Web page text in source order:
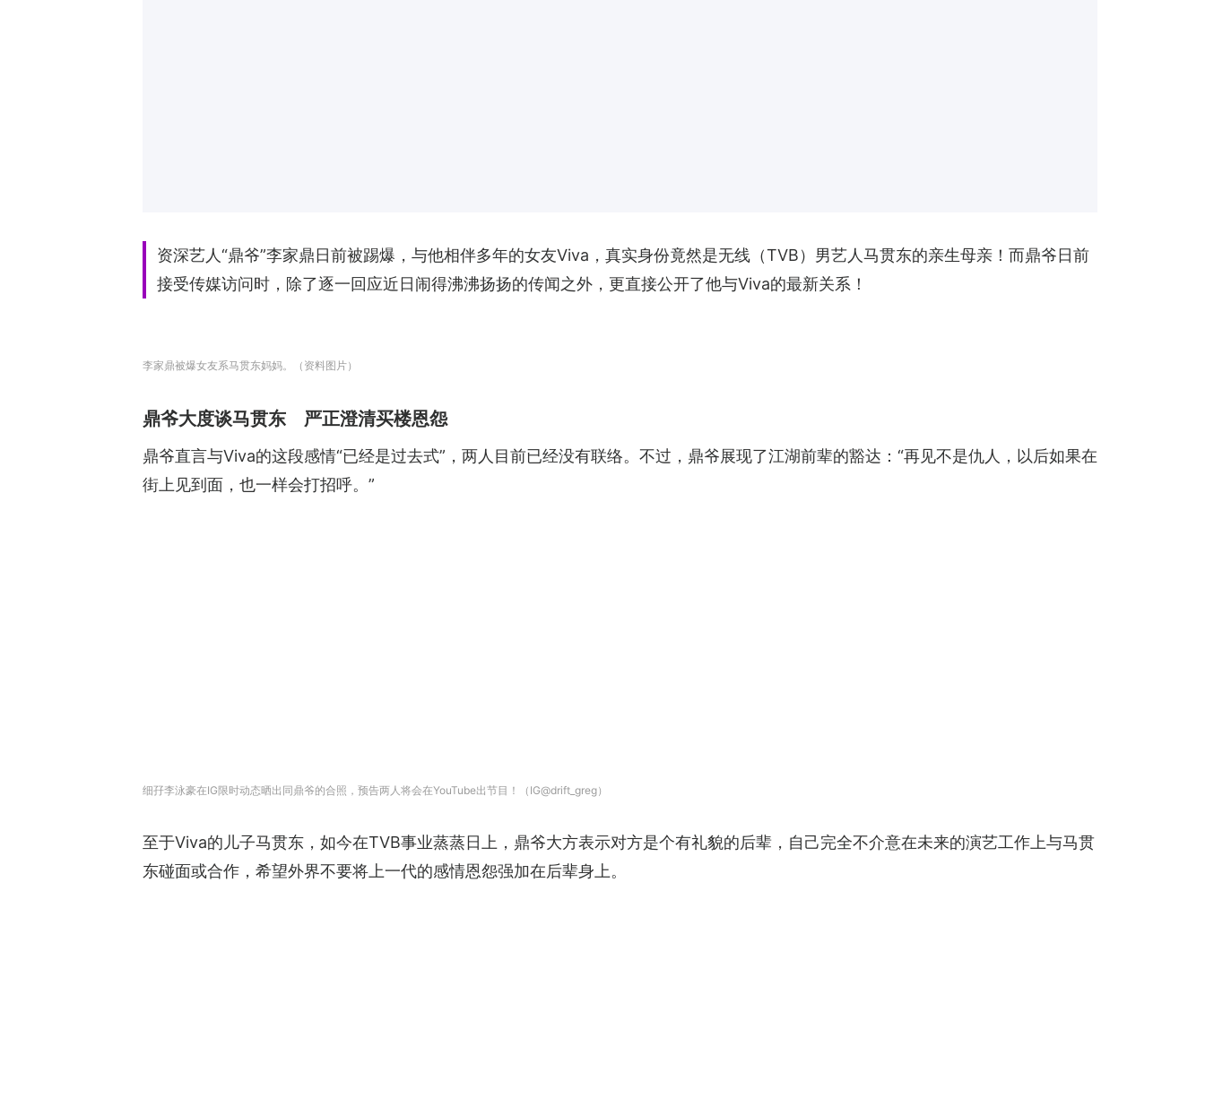
资深艺人“鼎爷”李家鼎日前被踢爆，与他相伴多年的女友Viva，真实身份竟然是无线（TVB）男艺人马贯东的亲生母亲！而鼎爷日前
接受传媒访问时，除了逐一回应近日闹得沸沸扬扬的传闻之外，更直接公开了他与Viva的最新关系！
李家鼎被爆女友系马贯东妈妈。（资料图片）
鼎爷大度谈马贯东 严正澄清买楼恩怨
鼎爷直言与Viva的这段感情“已经是过去式”，两人目前已经没有联络。不过，鼎爷展现了江湖前辈的豁达：“再见不是仇人，以后如果在
街上见到面，也一样会打招呼。”
细孖李泳豪在IG限时动态晒出同鼎爷的合照，预告两人将会在YouTube出节目！（IG@drift_greg）
至于Viva的儿子马贯东，如今在TVB事业蒸蒸日上，鼎爷大方表示对方是个有礼貌的后辈，自己完全不介意在未来的演艺工作上与马贯
东碰面或合作，希望外界不要将上一代的感情恩怨强加在后辈身上。